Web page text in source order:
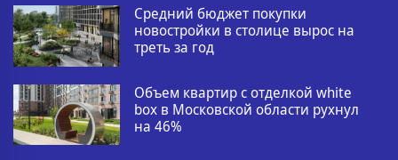
Средний бюджет покупки
новостройки в столице вырос на
треть за год
Объем квартир с отделкой white
box в Московской области рухнул
на 46%